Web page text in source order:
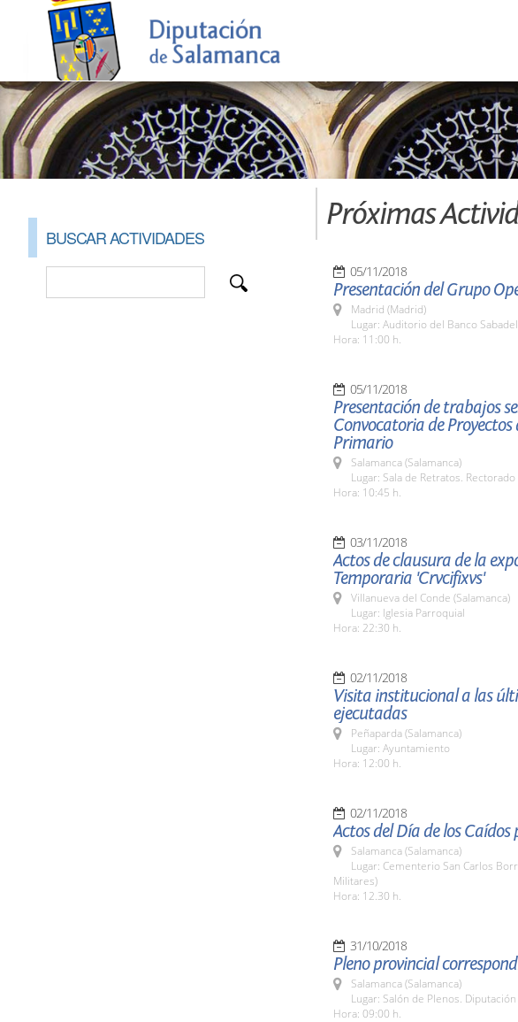
BUSCAR ACTIVIDADES
Próximas
05/11/2018
Presentación del Grupo
Madrid (Madrid)
Lugar: Auditorio del Banco
Hora: 11:00 h.
05/11/2018
Presentación de trabajos
Convocatoria de Proyectos
Primario
Salamanca (Salamanca)
Lugar: Sala de Retratos.
Hora: 10:45 h.
03/11/2018
Actos de clausura de la
Temporaria 'Crvcifixvs'
Villanueva del Conde (Salamanca)
Lugar: Iglesia Parroquial
Hora: 22:30 h.
02/11/2018
Visita institucional a las
ejecutadas
Peñaparda (Salamanca)
Lugar: Ayuntamiento
Hora: 12:00 h.
02/11/2018
Actos del Día de los
Salamanca (Salamanca)
Lugar: Cementerio San Carlos
Militares)
Hora: 12.30 h.
31/10/2018
Pleno provincial
Salamanca (Salamanca)
Lugar: Salón de Plenos.
Hora: 09:00 h.